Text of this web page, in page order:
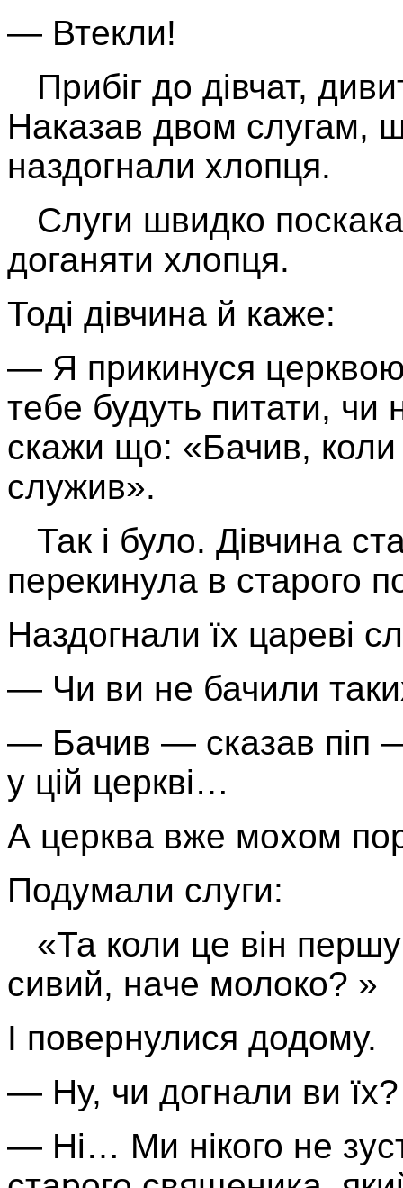
— Втекли!
Прибіг до дівчат,
Наказав двом слугам,
наздогнали хлопця.
Слуги швидко
доганяти хлопця.
Тоді дівчина й каже:
— Я прикинуся
тебе будуть питати, чи
скажи що: «Бачив, коли
служив».
Так і було. Дівчина
перекинула в старого
Наздогнали їх цареві
— Чи ви не бачили
— Бачив — сказав піп
у цій церкві…
А церква вже мохом
Подумали слуги:
«Та коли це він
сивий, наче молоко? »
І повернулися додому.
— Ну, чи догнали ви
— Ні… Ми нікого не